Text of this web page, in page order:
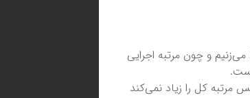
می‌زنیم و چون مرتبه اجرایی
کل را زیاد نمی‌کند